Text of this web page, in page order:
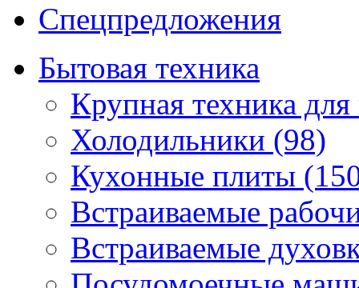
Спецпредложения
Бытовая техника
Крупная техника
Холодильники (98)
Кухонные плиты
Встраиваемые
Встраиваемые